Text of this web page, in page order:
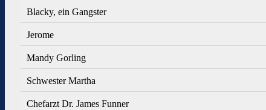
Blacky, ein Gangster
Jerome
Mandy Gorling
Schwester Martha
Chefarzt Dr. James Funner